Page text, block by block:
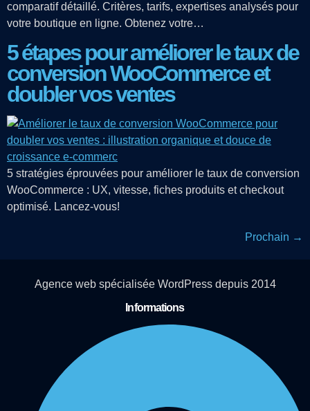
comparatif détaillé. Critères, tarifs, expertises analysés pour
votre boutique en ligne. Obtenez votre…
5 étapes pour améliorer le taux de
conversion WooCommerce et
doubler vos ventes
5 stratégies éprouvées pour améliorer le taux de conversion
WooCommerce : UX, vitesse, fiches produits et checkout
optimisé. Lancez-vous!
Prochain →
Agence web spécialisée WordPress depuis 2014
Informations